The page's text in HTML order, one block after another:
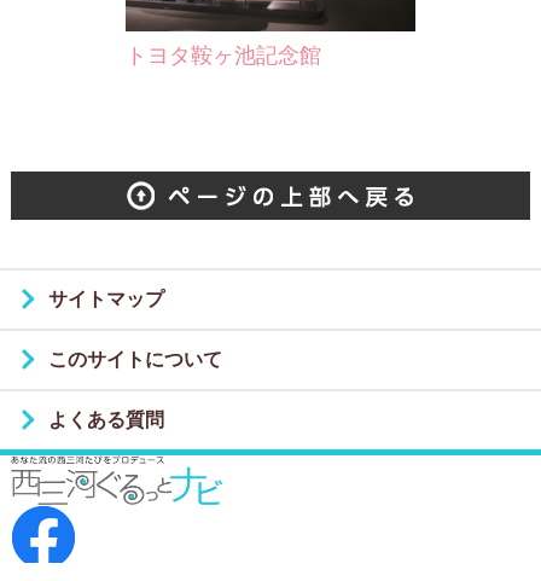
トヨタ鞍ヶ池記念館
サイトマップ
このサイトについて
よくある質問